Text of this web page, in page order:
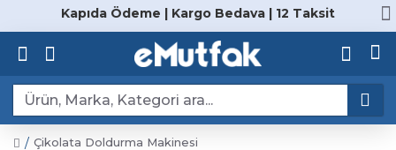
Kapıda Ödeme | Kargo Bedava | 12 Taksit
Çikolata Doldurma Makinesi